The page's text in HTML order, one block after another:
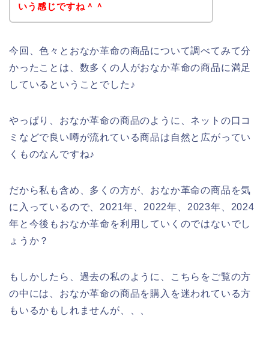
いう感じですね＾＾
今回、色々とおなか革命の商品について調べてみて分
かったことは、数多くの人がおなか革命の商品に満足
しているということでした♪
やっぱり、おなか革命の商品のように、ネットの口コ
ミなどで良い噂が流れている商品は自然と広がってい
くものなんですね♪
だから私も含め、多くの方が、おなか革命の商品を気
に入っているので、2021年、2022年、2023年、2024
年と今後もおなか革命を利用していくのではないでし
ょうか？
もしかしたら、過去の私のように、こちらをご覧の方
の中には、おなか革命の商品を購入を迷われている方
もいるかもしれませんが、、、